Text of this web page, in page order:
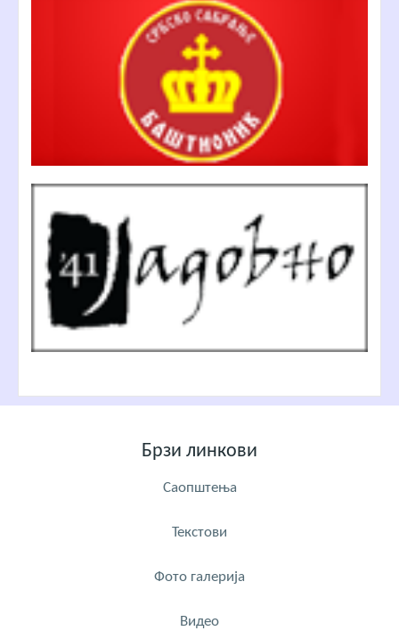
Брзи линкови
Саопштења
Текстови
Фото галерија
Видео